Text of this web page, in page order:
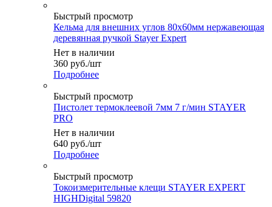
Быстрый просмотр
Кельма для внешних углов 80х60мм нержавеющая
деревянная ручкой Stayer Expert
Нет в наличии
360 руб./шт
Подробнее
Быстрый просмотр
Пистолет термоклеевой 7мм 7 г/мин STAYER
PRO
Нет в наличии
640 руб./шт
Подробнее
Быстрый просмотр
Токоизмерительные клещи STAYER EXPERT
HIGHDigital 59820